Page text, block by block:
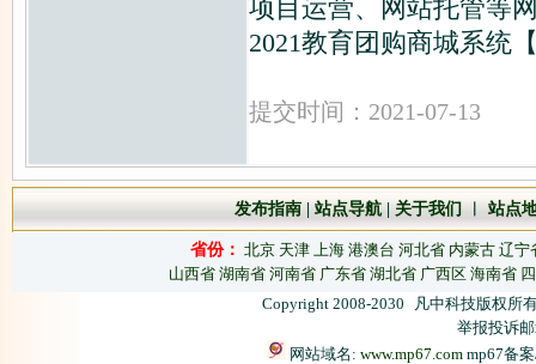
项目运营、网站托管等
2021教育团购商城系统
提交时间：2021-07-13
发布指南|站点导航| 关于我们 站点
省份： 北京 天津 上海 港澳台 河北省 内蒙古 辽宁
山西省 湖南省 河南省 广东省 湖北省 广西区 海南省
Copyright 2008-2030
凡中科技版权所
举报投诉
网站域名: www.mp67.com mp67备